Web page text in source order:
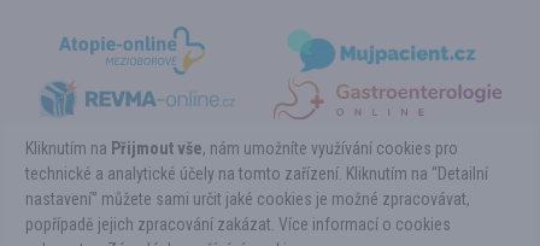
Copyright ©HEMATOLOGIE-online.cz 2026
Powered by Pears Health Cyber Europe, s.r.o. All Rights Reserved.
Kliknutím na Přijmout vše, nám umožníte využívání cookies pro
technické a analytické účely na tomto zařízení. Kliknutím na “Detailní
nastavení” můžete sami určit jaké cookies je možné zpracovávat,
popřípadě jejich zpracování zakázat. Více informací o cookies